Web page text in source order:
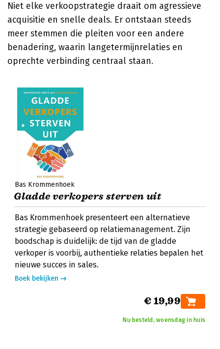
Niet elke verkoopstrategie draait om agressieve
acquisitie en snelle deals. Er ontstaan steeds
meer stemmen die pleiten voor een andere
benadering, waarin langetermijnrelaties en
oprechte verbinding centraal staan.
Bas Krommenhoek
Gladde verkopers sterven uit
Bas Krommenhoek presenteert een alternatieve
strategie gebaseerd op relatiemanagement. Zijn
boodschap is duidelijk: de tijd van de gladde
verkoper is voorbij, authentieke relaties bepalen het
nieuwe succes in sales.
Boek bekijken
€ 19,99
Nu besteld, woensdag in huis